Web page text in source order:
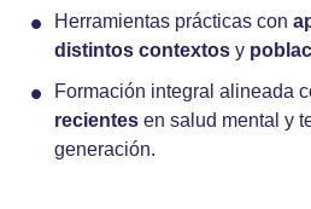
Herramientas prácticas con
distintos contextos y
Formación integral alineada
recientes en salud mental y
generación.